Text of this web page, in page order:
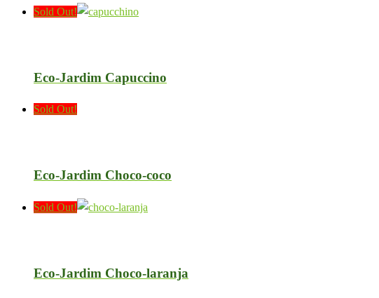
Sold Out!
Eco-Jardim Capuccino
Sold Out!
Eco-Jardim Choco-coco
Sold Out!
Eco-Jardim Choco-laranja